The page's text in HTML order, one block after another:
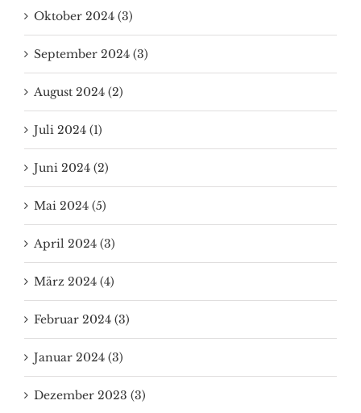
Oktober 2024 (3)
September 2024 (3)
August 2024 (2)
Juli 2024 (1)
Juni 2024 (2)
Mai 2024 (5)
April 2024 (3)
März 2024 (4)
Februar 2024 (3)
Januar 2024 (3)
Dezember 2023 (3)